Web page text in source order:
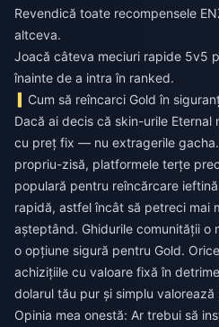
Revendică toate recompensele
altceva.
Joacă câteva meciuri rapide 5v5
înainte de a intra în ranked.
Cum să reîncarci Gold în
Dacă ai decis că skin-urile
cu preț fix — nu extragerile
propriu-zisă, platformele terțe
populară pentru reîncărcare
rapidă, astfel încât să petreci mai
așteptând. Ghidurile comunității o
o opțiune sigură pentru Gold.
achizițiile cu valoare fixă în
dolarul tău pur și simplu valorează
Opinia mea onestă: Ar trebui să